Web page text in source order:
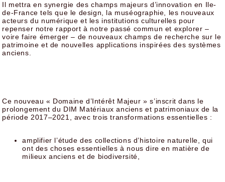
Il mettra en synergie des champs majeurs d’innovation en Ile-
de-France tels que le design, la muséographie, les nouveaux
acteurs du numérique et les institutions culturelles pour
repenser notre rapport à notre passé commun et explorer –
voire faire émerger – de nouveaux champs de recherche sur le
patrimoine et de nouvelles applications inspirées des systèmes
anciens.
Ce nouveau « Domaine d’Intérêt Majeur » s’inscrit dans le
prolongement du DIM Matériaux anciens et patrimoniaux de la
période 2017–2021, avec trois transformations essentielles :
amplifier l’étude des collections d’histoire naturelle, qui
ont des choses essentielles à nous dire en matière de
milieux anciens et de biodiversité,